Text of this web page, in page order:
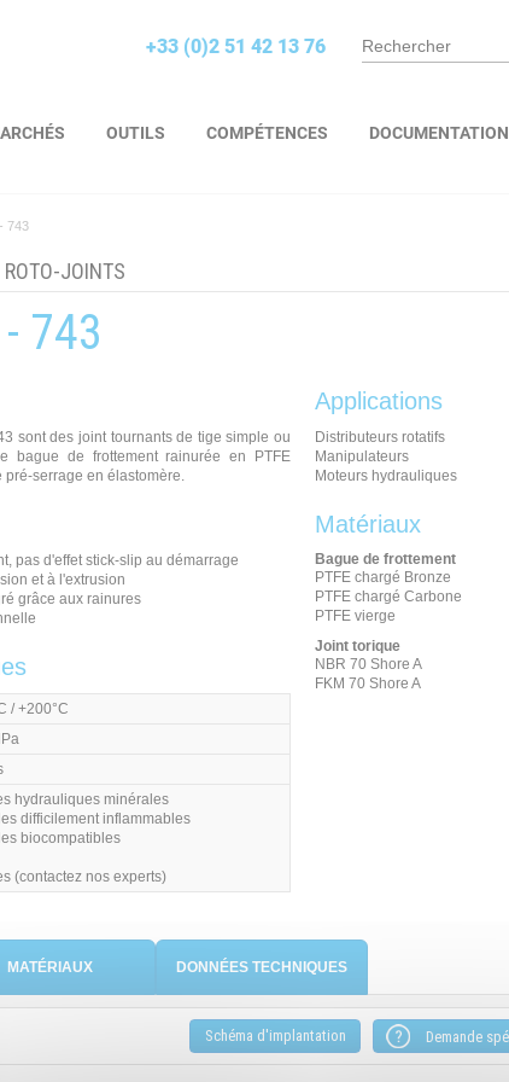
+33 (0)2 51 42 13 76
OUTILS COMPÉTENCES DOCUMENTATION
743
ROTO-JOINTS
743
sont des joint tournants de tige simple ou
bague de frottement rainurée en PTFE
serrage en élastomère.
pas d'effet stick-slip au démarrage
et à l'extrusion
grâce aux rainures
/ +200°C
hydrauliques minérales
difficilement inflammables
biocompatibles
(contactez nos experts)
Applications
Distributeurs rotatifs
Manipulateurs
Moteurs hydrauliques
Matériaux
Bague de frottement
PTFE chargé Bronze
PTFE chargé Carbone
PTFE vierge
Joint torique
NBR 70 Shore A
FKM 70 Shore A
MATÉRIAUX DONNÉES TECHNIQUES
Schéma d'implantation